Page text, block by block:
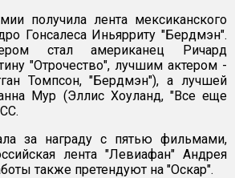
получила лента мексиканского
Гонсалеса Иньярриту "Бердмэн".
стал американец Ричард
"Отрочество", лучшим актером -
Томпсон, "Бердмэн"), а лучшей
Мур (Эллис Хоуланд, "Все еще
за награду с пятью фильмами,
лента "Левиафан" Андрея
также претендуют на "Оскар".